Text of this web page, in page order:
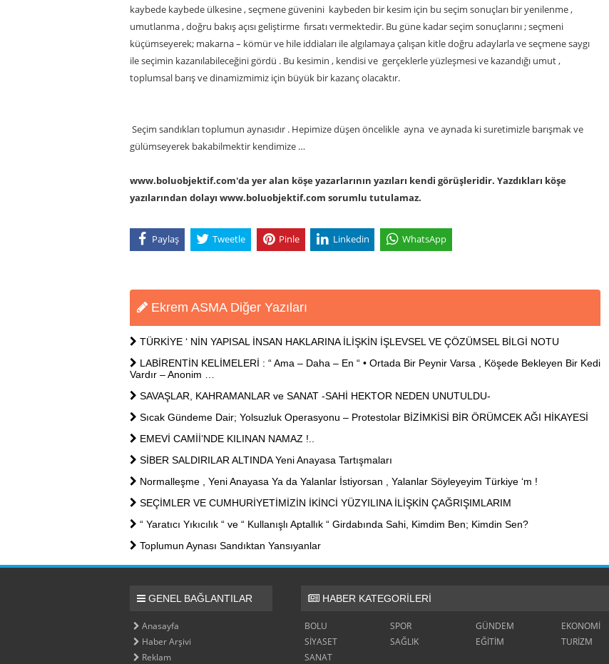
kaybede kaybede ülkesine , seçmene güvenini kaybeden bir kesim için bu seçim sonuçları bir yenilenme ,
umutlanma , doğru bakış açısı geliştirme fırsatı vermektedir. Bu güne kadar seçim sonuçlarını ; seçmeni
küçümseyerek; makarna – kömür ve hile iddiaları ile algılamaya çalışan kitle doğru adaylarla ve seçmene saygı
ile seçimin kazanılabileceğini gördü . Bu kesimin , kendisi ve gerçeklerle yüzleşmesi ve kazandığı umut ,
toplumsal barış ve dinamizmimiz için büyük bir kazanç olacaktır.
Seçim sandıkları toplumun aynasıdır . Hepimize düşen öncelikle ayna ve aynada ki suretimizle barışmak ve
gülümseyerek bakabilmektir kendimize …
www.boluobjektif.com'da yer alan köşe yazarlarının yazıları kendi görüşleridir. Yazdıkları köşe
yazılarından dolayı www.boluobjektif.com sorumlu tutulamaz.
Paylaş Tweetle Pinle Linkedin WhatsApp
Ekrem ASMA Diğer Yazıları
TÜRKİYE ‘ NİN YAPISAL İNSAN HAKLARINA İLİŞKİN İŞLEVSEL VE ÇÖZÜMSEL BİLGİ NOTU
LABİRENTİN KELİMELERİ : “ Ama – Daha – En “ • Ortada Bir Peynir Varsa , Köşede Bekleyen Bir Kedi
Vardır – Anonim …
SAVAŞLAR, KAHRAMANLAR ve SANAT -SAHİ HEKTOR NEDEN UNUTULDU-
Sıcak Gündeme Dair; Yolsuzluk Operasyonu – Protestolar BİZİMKİSİ BİR ÖRÜMCEK AĞI HİKAYESİ
EMEVİ CAMİİ’NDE KILINAN NAMAZ !..
SİBER SALDIRILAR ALTINDA Yeni Anayasa Tartışmaları
Normalleşme , Yeni Anayasa Ya da Yalanlar İstiyorsan , Yalanlar Söyleyeyim Türkiye ‘m !
SEÇİMLER VE CUMHURİYETİMİZİN İKİNCİ YÜZYILINA İLİŞKİN ÇAĞRIŞIMLARIM
“ Yaratıcı Yıkıcılık “ ve “ Kullanışlı Aptallık “ Girdabında Sahi, Kimdim Ben; Kimdin Sen?
Toplumun Aynası Sandıktan Yansıyanlar
GENEL BAĞLANTILAR
Anasayfa
Haber Arşivi
Reklam
HABER KATEGORİLERİ
BOLU SPOR GÜNDEM
EKONOMİ
SİYASET
SAĞLIK EĞİTİM
TURİZM
SANAT